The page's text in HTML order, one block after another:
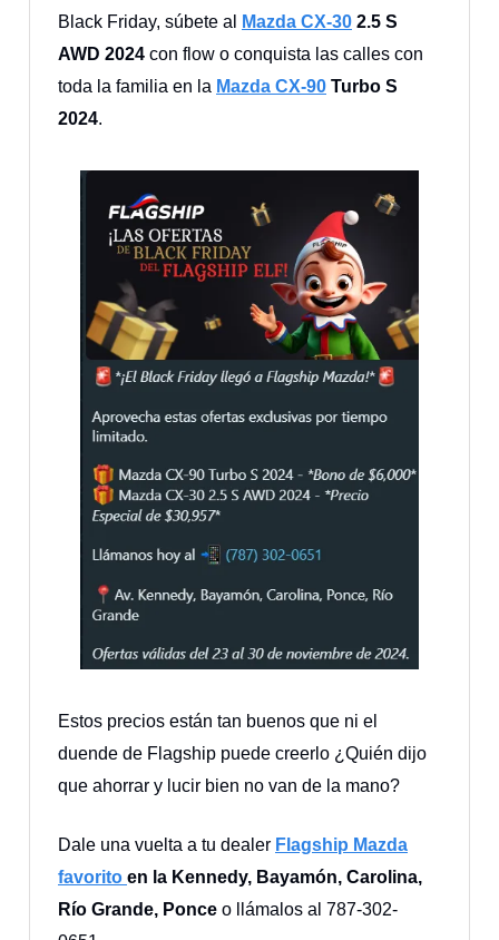
Black Friday, súbete al
Mazda CX-30 2.5 S
AWD 2024 con flow o conquista las calles con
toda la familia en la Mazda CX-90 Turbo S
2024.
Estos precios están tan buenos que ni el
duende de Flagship puede creerlo ¿Quién dijo
que ahorrar y lucir bien no van de la mano?
Dale una vuelta a tu dealer Flagship Mazda
favorito en la Kennedy, Bayamón, Carolina,
Río Grande, Ponce o llámalos al 787-302-